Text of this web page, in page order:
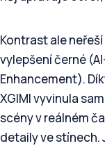
Kontrast ale
vylepšení černé
Enhancement).
XGIMI vyvinula
scény v reálném
detaily ve stínech.